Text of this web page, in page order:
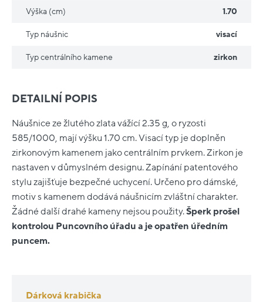
DETAILNÍ POPIS
Náušnice ze žlutého zlata vážící 2.35 g, o ryzosti
585/1000, mají výšku 1.70 cm. Visací typ je doplněn
zirkonovým kamenem jako centrálním prvkem. Zirkon je
nastaven v důmyslném designu. Zapínání patentového
stylu zajišťuje bezpečné uchycení. Určeno pro dámské,
motiv s kamenem dodává náušnicím zvláštní charakter.
Žádné další drahé kameny nejsou použity.Šperk prošel
kontrolou Puncovního úřadu a je opatřen úředním
puncem.
Dárková krabička
Výška (cm) 1.70
Typ náušnic visací
Typ centrálního kamene zirkon